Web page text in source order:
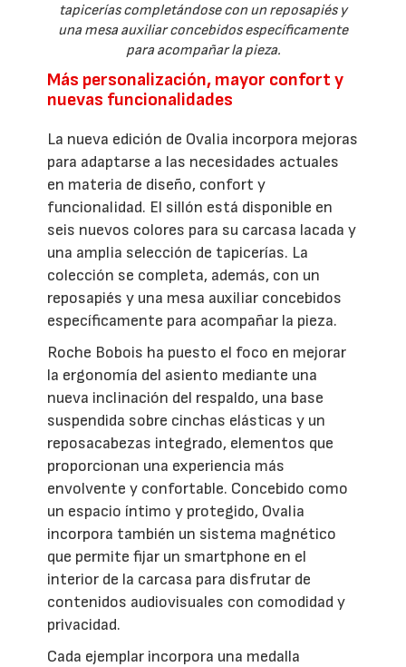
tapicerías completándose con un reposapiés y
una mesa auxiliar concebidos específicamente
para acompañar la pieza.
Más personalización, mayor confort y
nuevas funcionalidades
La nueva edición de Ovalia incorpora mejoras
para adaptarse a las necesidades actuales
en materia de diseño, confort y
funcionalidad. El sillón está disponible en
seis nuevos colores para su carcasa lacada y
una amplia selección de tapicerías. La
colección se completa, además, con un
reposapiés y una mesa auxiliar concebidos
específicamente para acompañar la pieza.
Roche Bobois ha puesto el foco en mejorar
la ergonomía del asiento mediante una
nueva inclinación del respaldo, una base
suspendida sobre cinchas elásticas y un
reposacabezas integrado, elementos que
proporcionan una experiencia más
envolvente y confortable. Concebido como
un espacio íntimo y protegido, Ovalia
incorpora también un sistema magnético
que permite fijar un smartphone en el
interior de la carcasa para disfrutar de
contenidos audiovisuales con comodidad y
privacidad.
Cada ejemplar incorpora una medalla